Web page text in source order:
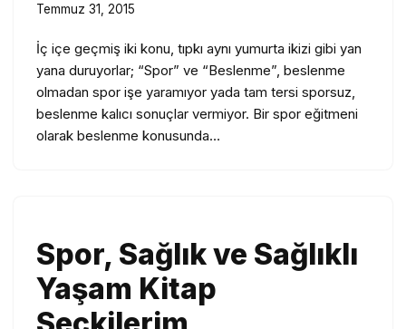
Temmuz 31, 2015
İç içe geçmiş iki konu, tıpkı aynı yumurta ikizi gibi yan
yana duruyorlar; “Spor” ve “Beslenme”, beslenme
olmadan spor işe yaramıyor yada tam tersi sporsuz,
beslenme kalıcı sonuçlar vermiyor. Bir spor eğitmeni
olarak beslenme konusunda…
Spor, Sağlık ve Sağlıklı
Yaşam Kitap